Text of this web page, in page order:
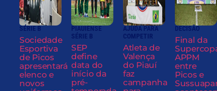
SÉRIE B
Sociedade
Esportiva
de Picos
apresentará
elenco e
novos
PIAUIENSE
SÉRIE B
SEP
define
data do
início da
pré-
AJUDA PARA
COMPETIR
Atleta de
Valença
do Piauí
faz
campanha
DECISÃO
Final da
APPM
entre
Picos e